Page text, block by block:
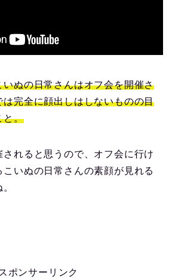
ぬの日常さんはオフ会を開催さ
完全に顔出しはしないものの目
と。
れると思うので、オフ会に行け
いぬの日常さんの素顔が見れる
スポンサーリンク